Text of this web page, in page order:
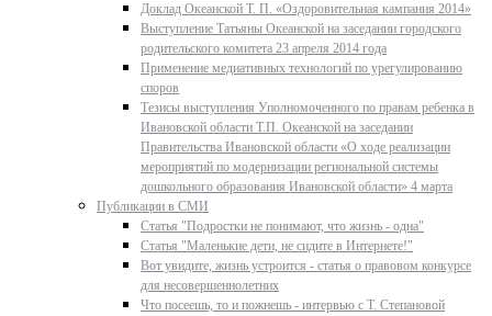
Доклад Океанской Т. П. «Оздоровительная кампания 2014»
Выступление Татьяны Океанской на заседании городского
родительского комитета 23 апреля 2014 года
Применение медиативных технологий по урегулированию
споров
Тезисы выступления Уполномоченного по правам ребенка в
Ивановской области Т.П. Океанской на заседании
Правительства Ивановской области «О ходе реализации
мероприятий по модернизации региональной системы
дошкольного образования Ивановской области» 4 марта
Публикации в СМИ
Статья "Подростки не понимают, что жизнь - одна"
Статья "Маленькие дети, не сидите в Интернете!"
Вот увидите, жизнь устроится - статья о правовом конкурсе
для несовершеннолетних
Что посеешь, то и пожнешь - интервью с Т. Степановой